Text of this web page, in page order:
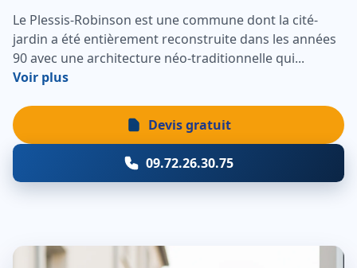
Le Plessis-Robinson est une commune dont la cité-
jardin a été entièrement reconstruite dans les années
90 avec une architecture néo-traditionnelle qui...
Voir plus
Devis gratuit
09.72.26.30.75